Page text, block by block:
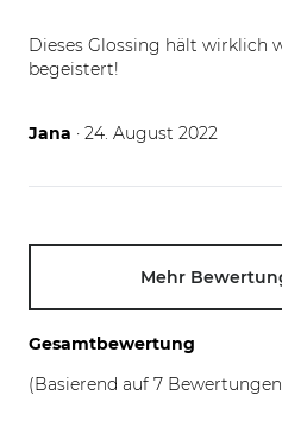
Dieses Glossing hält wirklich
begeistert!
Jana 24.08.22
· 24. August 2022
Mehr
Gesamtbewertung
(Basierend auf 7